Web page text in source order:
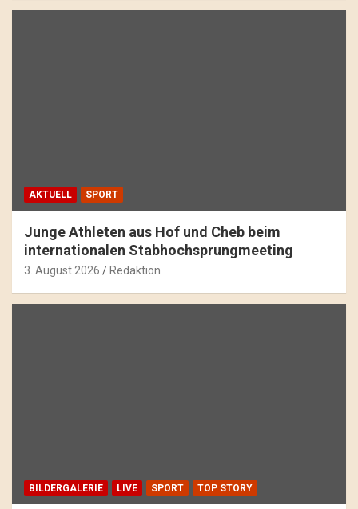
AKTUELL SPORT
Junge Athleten aus Hof und Cheb beim
internationalen Stabhochsprungmeeting
3. August 2026 Redaktion
BILDERGALERIE LIVE SPORT TOP STORY